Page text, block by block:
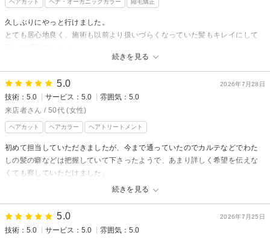
続きを見る
久しぶりにやっと行けました。
とても居心地良く、施術も以前より扱いづらくなっていた髪もキレイにして
2026年7月28日
5.0
技術：5.0 サービス：5.0
雰囲気：5.0
来店者さん / 50代 (女性)
ヘアカット ヘアカラー ヘアトリートメント
続きを見る
初めて担当していただきましたが、今まで通っていたのでカルテなどでわた
しの髪の癖などは把握していて下さったようで、あまり詳しく希望を伝えな
くても察していただけました。
カラーも何年振りかだったのですが、色味だけでなく経過による変化も含め
前髪もたまに自分で切ってしまっていたのですが、コツを教えていただいた
ので今度やってみようと思います。
2026年7月25日
5.0
技術：5.0 サービス：5.0
雰囲気：5.0